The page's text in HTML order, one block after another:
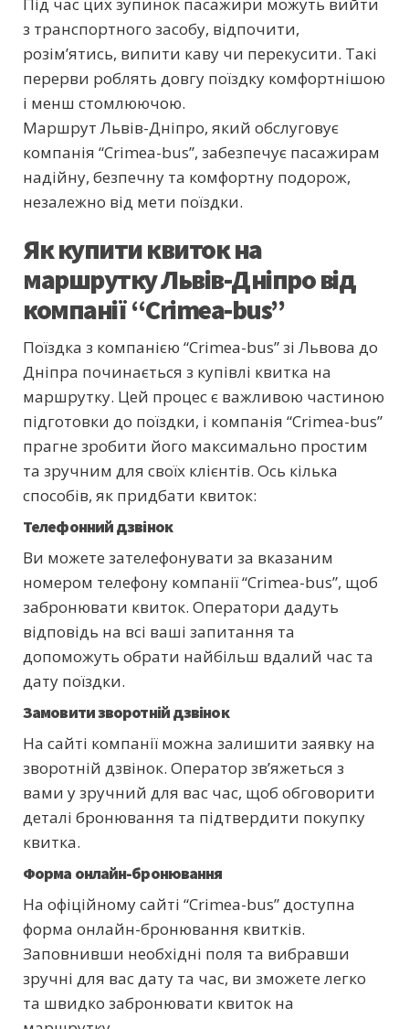
з транспортного засобу, відпочити,
розім’ятись, випити каву чи перекусити. Такі
перерви роблять довгу поїздку комфортнішою
і менш стомлюючою.
Маршрут Львів-Дніпро, який обслуговує
компанія “Crimea-bus”, забезпечує пасажирам
надійну, безпечну та комфортну подорож,
незалежно від мети поїздки.
Як купити квиток на
маршрутку Львів-Дніпро від
компанії “Crimea-bus”
Поїздка з компанією “Crimea-bus” зі Львова до
Дніпра починається з купівлі квитка на
маршрутку. Цей процес є важливою частиною
підготовки до поїздки, і компанія “Crimea-bus”
прагне зробити його максимально простим
та зручним для своїх клієнтів. Ось кілька
способів, як придбати квиток:
Телефонний дзвінок
Ви можете зателефонувати за вказаним
номером телефону компанії “Crimea-bus”, щоб
забронювати квиток. Оператори дадуть
відповідь на всі ваші запитання та
допоможуть обрати найбільш вдалий час та
дату поїздки.
Замовити зворотній дзвінок
На сайті компанії можна залишити заявку на
зворотній дзвінок. Оператор зв’яжеться з
вами у зручний для вас час, щоб обговорити
деталі бронювання та підтвердити покупку
квитка.
Форма онлайн-бронювання
На офіційному сайті “Crimea-bus” доступна
форма онлайн-бронювання квитків.
Заповнивши необхідні поля та вибравши
зручні для вас дату та час, ви зможете легко
та швидко забронювати квиток на